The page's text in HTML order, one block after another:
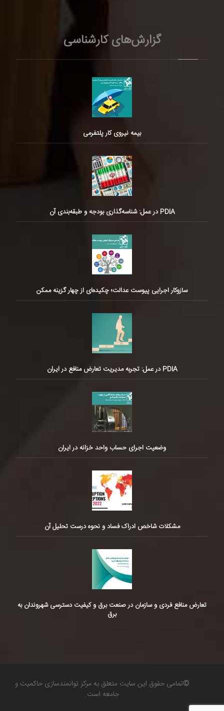
گزارش‌های کارشناسی
بیمه نیروی کار پلتفرمی
PDIA در عمل: شناسه‌گذاری بودجه و طبقه‌بندی آن
سازوکار اجرایی پیوست عدالت؛ چکیده‌ای از چهار گزینه ممکن
PDIA در عمل: تجربه مدیریت تعارض منافع در ایران
وضعیت اجرای حساب واحد خزانه در ایران
مشکلات شاخص ادراک فساد و نحوه درست تحلیل آن
تعارض منافع فردی و سازمان در صنعت برق و کیفیت دسترسی شهروندان به
برق
©تمامی حقوق این سایت متعلق به مرکز توانمندسازی حاکمیت و
جامعه است.